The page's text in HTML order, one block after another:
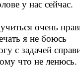
сейчас.
очень
не боюсь
не ленюсь.